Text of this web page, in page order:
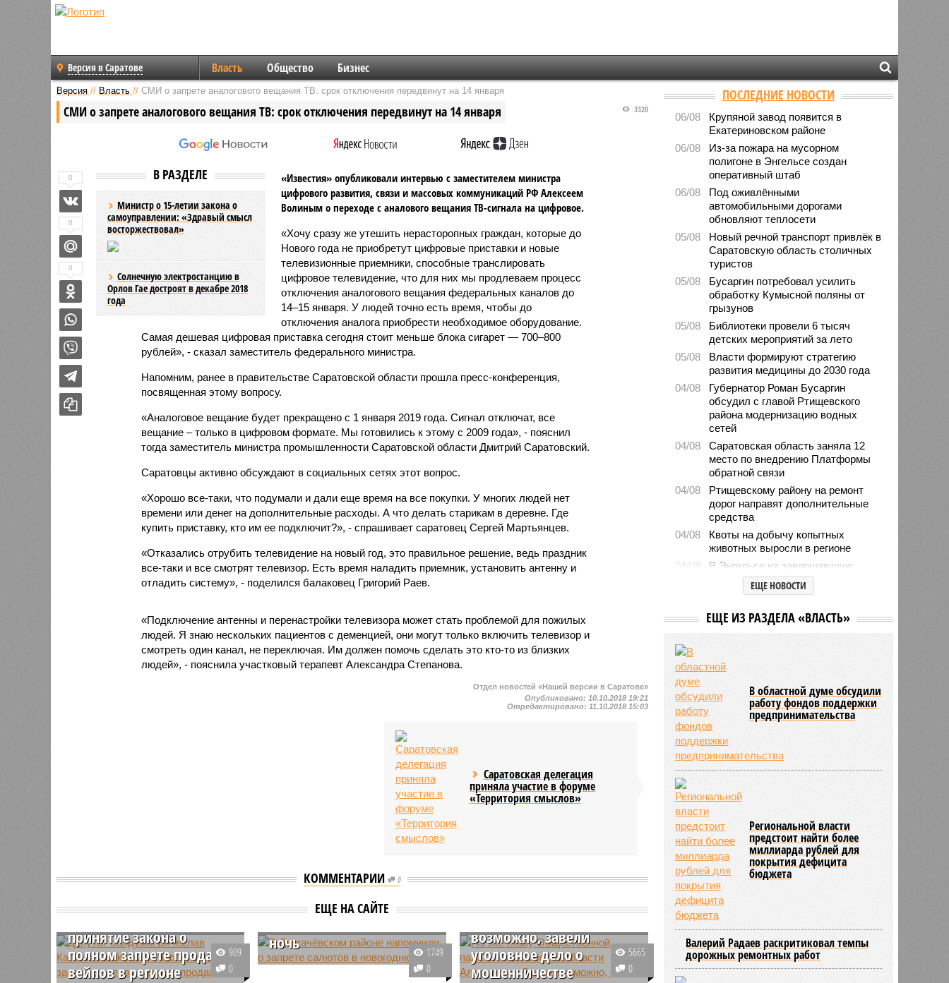
Версия в Саратове Власть Общество Бизнес
Версия // Власть // СМИ о запрете аналогового вещания ТВ: срок отключения передвинут на 14 января
СМИ о запрете аналогового вещания ТВ: срок отключения передвинут на 14 января 3320
В РАЗДЕЛЕ
Министр о 15-летии закона о
самоуправлении: «Здравый смысл
восторжествовал»
Солнечную электростанцию в
Орлов Гае достроят в декабре 2018
года
«Известия» опубликовали интервью с заместителем министра
цифрового развития, связи и массовых коммуникаций РФ Алексеем
Волиным о переходе с аналового вещания ТВ-сигнала на цифровое.
«Хочу сразу же утешить нерасторопных граждан, которые до
Нового года не приобретут цифровые приставки и новые
телевизионные приемники, способные транслировать
цифровое телевидение, что для них мы продлеваем процесс
отключения аналогового вещания федеральных каналов до
14–15 января. У людей точно есть время, чтобы до
отключения аналога приобрести необходимое оборудование.
Самая дешевая цифровая приставка сегодня стоит меньше блока сигарет — 700–800
рублей», - сказал заместитель федерального министра.
Напомним, ранее в правительстве Саратовской области прошла пресс-конференция,
посвященная этому вопросу.
«Аналоговое вещание будет прекращено с 1 января 2019 года. Сигнал отключат, все
вещание – только в цифровом формате. Мы готовились к этому с 2009 года», - пояснил
тогда заместитель министра промышленности Саратовской области Дмитрий Саратовский.
Саратовцы активно обсуждают в социальных сетях этот вопрос.
«Хорошо все-таки, что подумали и дали еще время на все покупки. У многих людей нет
времени или денег на дополнительные расходы. А что делать старикам в деревне. Где
купить приставку, кто им ее подключит?», - спрашивает саратовец Сергей Мартьянцев.
«Отказались отрубить телевидение на новый год, это правильное решение, ведь праздник
все-таки и все смотрят телевизор. Есть время наладить приемник, установить антенну и
отладить систему», - поделился балаковец Григорий Раев.
«Подключение антенны и перенастройки телевизора может стать проблемой для пожилых
людей. Я знаю нескольких пациентов с деменцией, они могут только включить телевизор и
смотреть один канал, не переключая. Им должен помочь сделать это кто-то из близких
людей», - пояснила участковый терапевт Александра Степанова.
0
0
0
Отдел новостей «Нашей версии в Саратове»
Опубликовано: 10.10.2018 19:21
Отредактировано: 11.10.2018 15:03
Саратовская делегация
приняла участие в форуме
«Территория смыслов»
КОММЕНТАРИИ 0
ЕЩЕ НА САЙТЕ
Депутат облдумы
прокомментировал
принятие закона о
полном запрете продажи
вейпов в регионе
909
0
В Дергачёвском районе
напомнили о запрете
ночь
Власти подчеркнули, что в связи
1749
0
Общественной палаты
Александра Ландо,
возможно, завели
уголовное дело о
мошенничестве
5665
0
ПОСЛЕДНИЕ НОВОСТИ
06/08
Крупяной завод появится в
Екатериновском районе
06/08
Из-за пожара на мусорном
полигоне в Энгельсе создан
оперативный штаб
06/08
Под оживлёнными
автомобильными дорогами
обновляют теплосети
05/08
Новый речной транспорт привлёк в
Саратовскую область столичных
туристов
05/08
Бусаргин потребовал усилить
обработку Кумысной поляны от
грызунов
05/08
Библиотеки провели 6 тысяч
детских мероприятий за лето
05/08
Власти формируют стратегию
развития медицины до 2030 года
04/08
Губернатор Роман Бусаргин
обсудил с главой Ртищевского
района модернизацию водных
сетей
04/08
Саратовская область заняла 12
место по внедрению Платформы
обратной связи
04/08
Ртищевскому району на ремонт
дорог направят дополнительные
средства
04/08
Квоты на добычу копытных
животных выросли в регионе
04/08
В Энгельсе на завершающую
стадию вышли работы по
капремонту краеведческого музея
стратегий развития для всех
03/08
порядок согласования планировки
03/08
17 тысяч исследований на
цифровом флюорографе провели
в Ртищевской больнице
ЕЩЕ НОВОСТИ
ЕЩЕ ИЗ РАЗДЕЛА «ВЛАСТЬ»
В областной думе обсудили
работу фондов поддержки
предпринимательства
Региональной власти
предстоит найти более
миллиарда рублей для
покрытия дефицита
бюджета
Валерий Радаев раскритиковал темпы
дорожных ремонтных работ